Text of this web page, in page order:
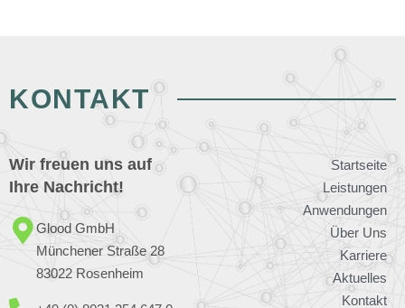
KONTAKT
Wir freuen uns auf
Ihre Nachricht!
Glood GmbH
Münchener Straße 28
83022 Rosenheim
Startseite
Leistungen
Anwendungen
Über Uns
Karriere
Aktuelles
Kontakt